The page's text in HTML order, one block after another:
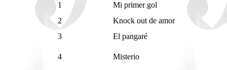
1
Mi primer gol
2
Knock out de amor
3
El pangaré
4 Misterio